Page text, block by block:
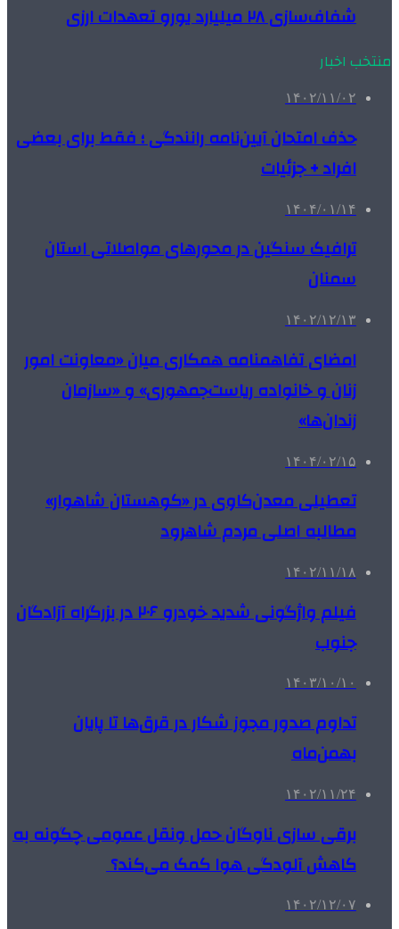
شفاف‌سازی ۲۸ میلیارد یورو تعهدات ارزی
منتخب اخبار
۱۴۰۲/۱۱/۰۲
حذف امتحان آیین‌نامه رانندگی ؛ فقط برای بعضی
افراد + جزئیات
۱۴۰۴/۰۱/۱۴
ترافیک سنگین در محورهای مواصلاتی استان
سمنان
۱۴۰۲/۱۲/۱۳
امضای تفاهمنامه همکاری میان «معاونت امور
زنان و خانواده ریاست‌جمهوری» و «سازمان
زندان‌ها»
۱۴۰۴/۰۲/۱۵
تعطیلی معدن‌کاوی در «کوهستان شاهوار»
مطالبه اصلی مردم شاهرود
۱۴۰۲/۱۱/۱۸
فیلم واژگونی شدید خودرو ۲۰۶ در بزرگراه آزادگان
جنوب
۱۴۰۳/۱۰/۱۰
تداوم صدور مجوز شکار در قرق‌ها تا پایان
بهمن‌ماه
۱۴۰۲/۱۱/۲۴
برقی سازی ناوگان حمل ونقل عمومی چگونه به
کاهش آلودگی هوا کمک می‌کند؟
۱۴۰۲/۱۲/۰۷